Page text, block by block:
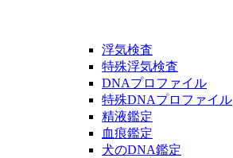
浮気検査
特殊浮気検査
DNAプロファイル
特殊DNAプロファイル
精液鑑定
血痕鑑定
犬のDNA鑑定